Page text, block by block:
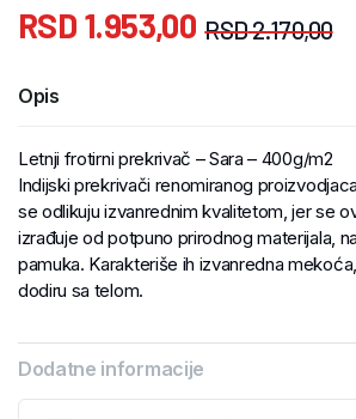
RSD2.170,00
RSD 1.953,00
Opis
Letnji frotirni prekrivač – Sara – 400g/m2
Indijski prekrivači renomiranog
se odlikuju izvanrednim kvalitetom, jer se
izrađuje od potpuno prirodnog materijala,
pamuka. Karakteriše ih izvanredna
dodiru sa telom.
Dodatne informacije